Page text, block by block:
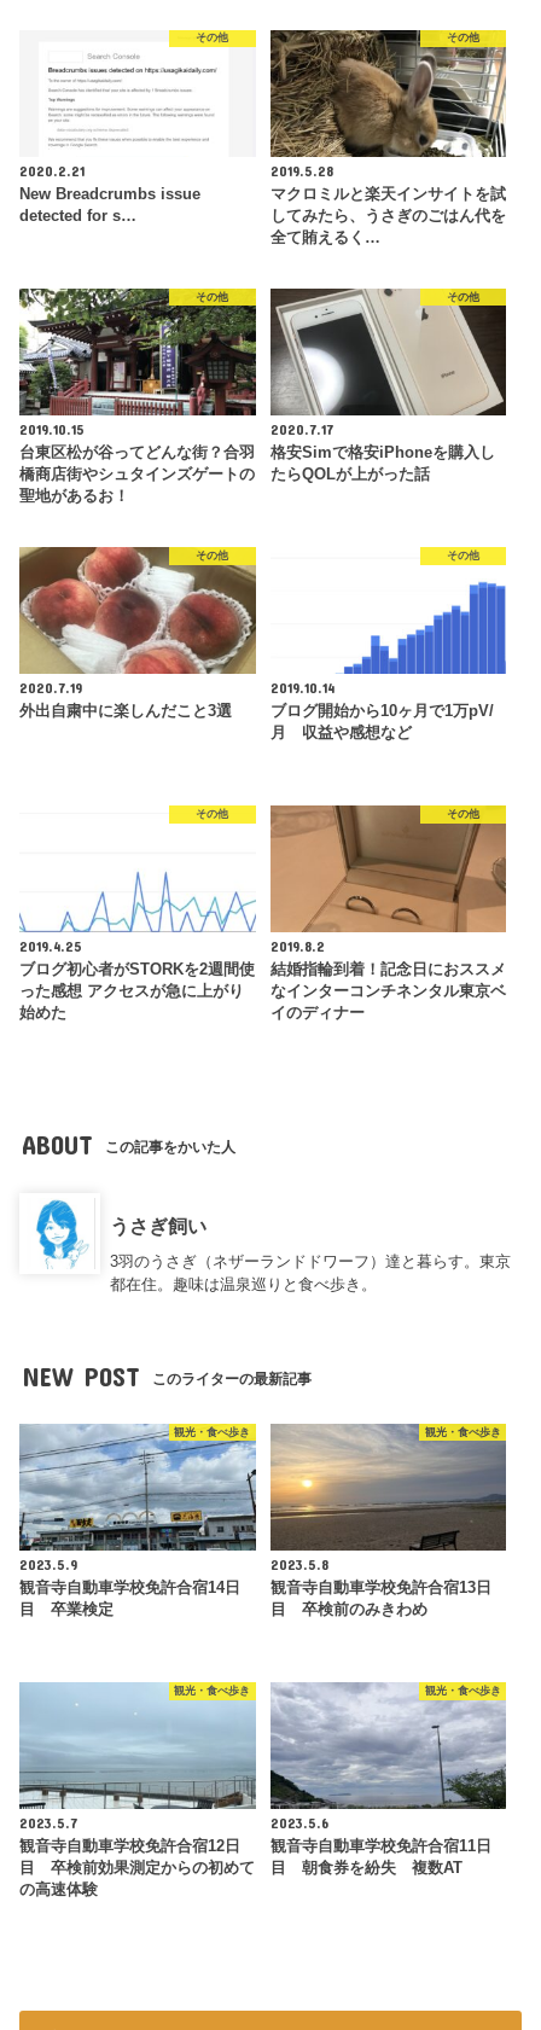
その他
2020.2.21
New Breadcrumbs issue
detected for s…
その他
2019.5.28
マクロミルと楽天インサイトを試
してみたら、うさぎのごはん代を
全て賄えるく…
その他
2019.10.15
台東区松が谷ってどんな街？合羽
橋商店街やシュタインズゲートの
聖地があるお！
その他
2020.7.17
格安Simで格安iPhoneを購入し
たらQOLが上がった話
その他
2020.7.19
外出自粛中に楽しんだこと3選
その他
2019.10.14
ブログ開始から10ヶ月で1万pV/
月 収益や感想など
その他
2019.4.25
ブログ初心者がSTORKを2週間使
った感想 アクセスが急に上がり
始めた
その他
2019.8.2
結婚指輪到着！記念日におススメ
なインターコンチネンタル東京ベ
イのディナー
ABOUT この記事をかいた人
うさぎ飼い
3羽のうさぎ（ネザーランドドワーフ）達と暮らす。東京
都在住。趣味は温泉巡りと食べ歩き。
NEW POST このライターの最新記事
観光・食べ歩き
2023.5.9
観音寺自動車学校免許合宿14日
目 卒業検定
観光・食べ歩き
2023.5.8
観音寺自動車学校免許合宿13日
目 卒検前のみきわめ
観光・食べ歩き
2023.5.7
観音寺自動車学校免許合宿12日
目 卒検前効果測定からの初めて
の高速体験
観光・食べ歩き
2023.5.6
観音寺自動車学校免許合宿11日
目 朝食券を紛失 複数AT